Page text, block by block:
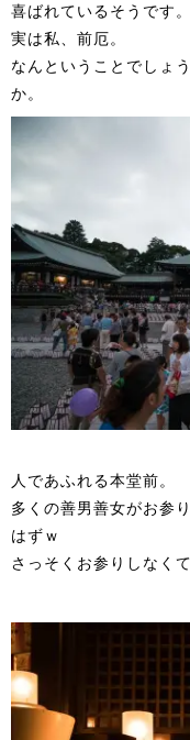
喜ばれているそうです。
実は私、前厄。
なんということでしょ
か。
人であふれる本堂前。
多くの善男善女がお参
はずｗ
さっそくお参りしなくて